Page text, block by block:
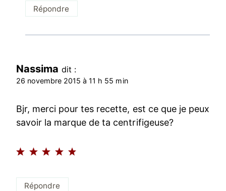
Répondre
Nassima dit :
26 novembre 2015 à 11 h 55 min
Bjr, merci pour tes recette, est ce que je peux
savoir la marque de ta centrifigeuse?
Répondre